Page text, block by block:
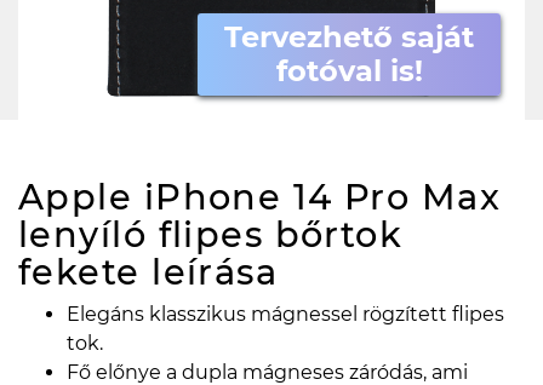
Tervezhető saját
fotóval is!
Apple iPhone 14 Pro Max
lenyíló flipes bőrtok
fekete leírása
Elegáns klasszikus mágnessel rögzített flipes
tok.
Fő előnye a dupla mágneses záródás, ami